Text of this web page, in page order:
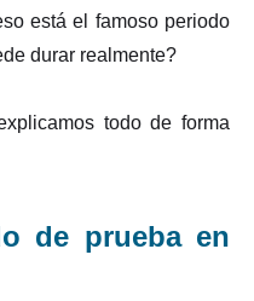
está el famoso periodo
durar realmente?
todo de forma
de prueba en